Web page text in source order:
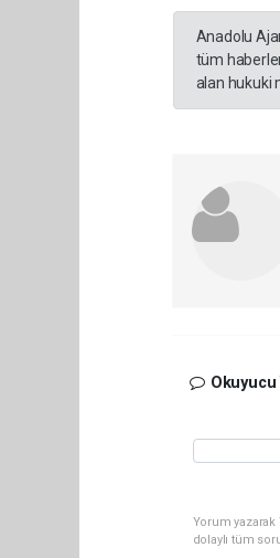
Anadolu
tüm
alan hukuki
Okuyucu
Yorum yazarak
dolaylı tüm